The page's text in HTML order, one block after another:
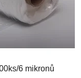
6 mikronů